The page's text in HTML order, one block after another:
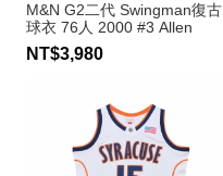
M&N G2二代 Swingman復古
球衣 76人 2000 #3 Allen
Iverson
NT$3,980